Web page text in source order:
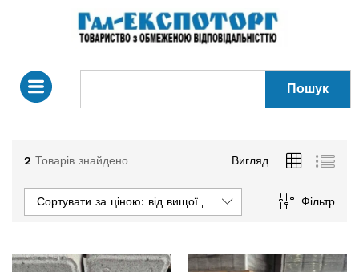
Пошук
2 Товарів знайдено Вигляд
Фільтр
Сортувати за ціною: від вищої до нижчої